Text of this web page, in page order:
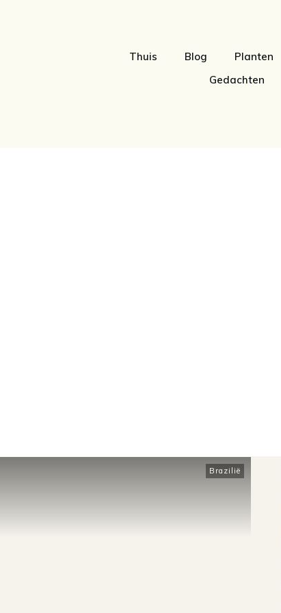
Thuis Blog Planten
Gedachten
Brazilië